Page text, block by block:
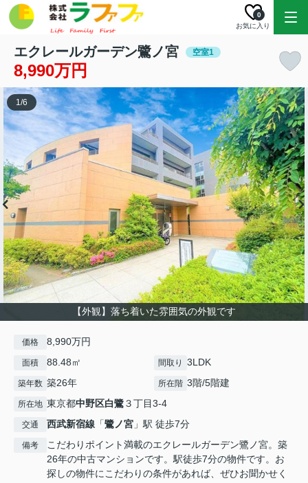
お気に入り
0
エクレールガーデン鷺ノ宮 空室1
8,990万円
【外観】落ち着いた雰囲気の外観です
1/6
価格 8,990万円
面積 88.48㎡ 間取り 3LDK
築年数 築26年 所在階 3階/5階建
所在地 東京都中野区白鷺３丁目3-4
交通 西武新宿線 「鷺ノ宮 」駅 徒歩7分
備考
こだわりポイント満載のエクレールガーデン鷺ノ宮。築
26年の中古マンションです。駅徒歩7分の物件です。お
探しの物件にこだわりの条件があれば、ぜひお聞かせく